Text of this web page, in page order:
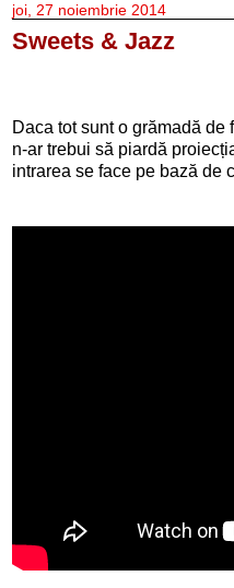
joi, 27 noiembrie 2014
Sweets & Jazz
Daca tot sunt o grămadă
n-ar trebui să piardă
intrarea se face pe bază de